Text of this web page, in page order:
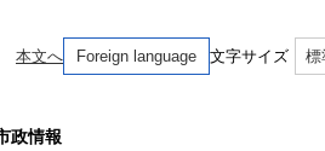
本文へ Foreign language 文字サイズ 標
政情報